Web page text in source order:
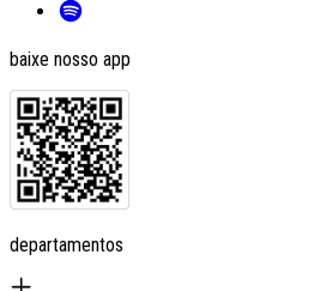
baixe nosso app
departamentos